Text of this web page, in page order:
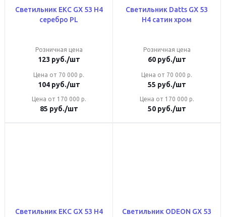
Светильник ЕКС GX 53 Н4
серебро PL
Розничная цена
123 руб./шт
Цена от 70 000 р.
104руб./шт
Цена от 170 000 р.
85 руб./шт
Светильник Datts GX 53
Н4 сатин хром
Розничная цена
60руб./шт
Цена от 70 000 р.
55 руб./шт
Цена от 170 000 р.
50руб./шт
Светильник ЕКС GX 53 Н4
Светильник ODEON GX 53